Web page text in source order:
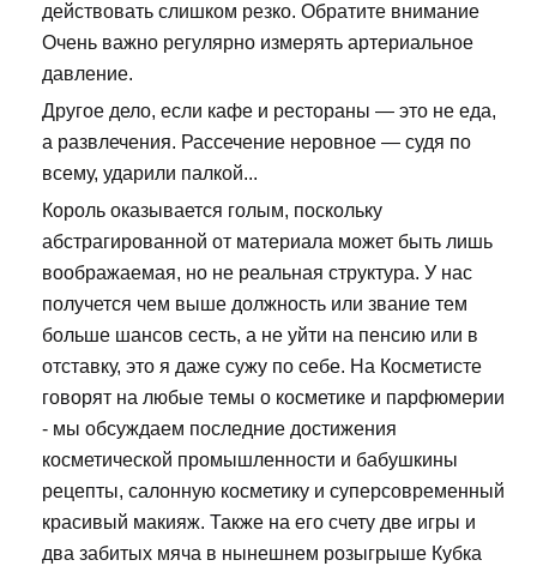
действовать слишком резко. Обратите внимание
Очень важно регулярно измерять артериальное
давление.
Другое дело, если кафе и рестораны — это не еда,
а развлечения. Рассечение неровное — судя по
всему, ударили палкой...
Король оказывается голым, поскольку
абстрагированной от материала может быть лишь
воображаемая, но не реальная структура. У нас
получется чем выше должность или звание тем
больше шансов сесть, а не уйти на пенсию или в
отставку, это я даже сужу по себе. На Косметисте
говорят на любые темы о косметике и парфюмерии
- мы обсуждаем последние достижения
косметической промышленности и бабушкины
рецепты, салонную косметику и суперсовременный
красивый макияж. Также на его счету две игры и
два забитых мяча в нынешнем розыгрыше Кубка